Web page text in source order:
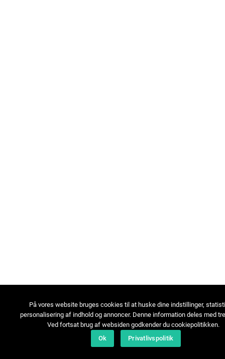
På vores website bruges cookies til at huske dine indstillinger,
personalisering af indhold og annoncer. Denne information deles med
Ved fortsat brug af websiden godkender du cookiepolitikken.
Ok
Privatlivspolitik